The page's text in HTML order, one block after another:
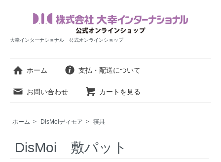
大幸インターナショナル 公式オンラインショップ
ホーム 支払・配送について
お問い合わせ カートを見る
ホーム > DisMoiディモア > 寝具
DisMoi 敷パット